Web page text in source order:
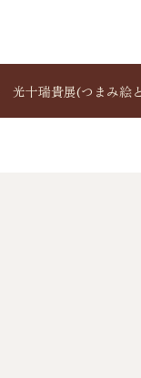
光十瑞貴展(つまみ絵